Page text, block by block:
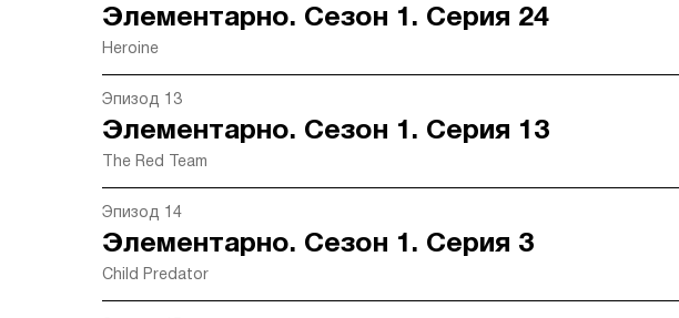
Элементарно. Сезон 1. Серия 24
Heroine
Эпизод 13
Элементарно. Сезон 1. Серия 13
The Red Team
Эпизод 14
Элементарно. Сезон 1. Серия 3
Child Predator